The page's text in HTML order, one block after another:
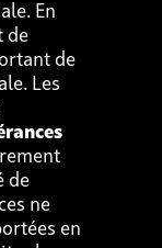
En
de
de
Les
de
ne
en